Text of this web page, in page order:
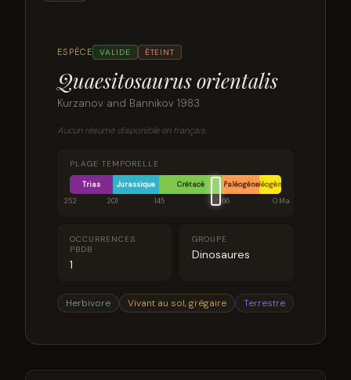
ESPÈCE VALIDE ÉTEINT
Quaesitosaurus orientalis
Kurzanov and Bannikov 1983
Aucun résumé disponible en français.
PLAGE TEMPORELLE
Trias Jurassique Crétacé PaléogèneNéogène
252
201 145 66 0 Ma
OCCURRENCES
PBDB
1
GROUPE
Dinosaures
Herbivore Vivant au sol, grégaire Terrestre